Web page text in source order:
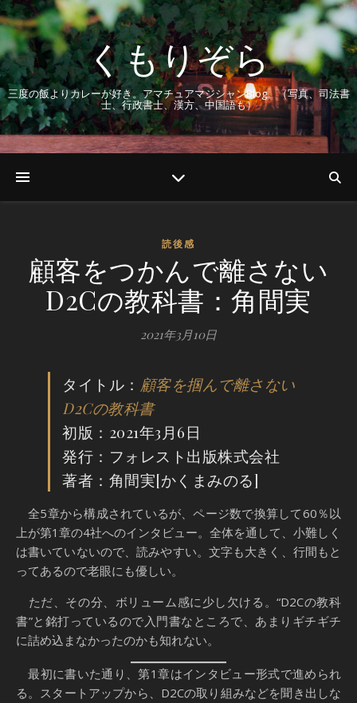
くもりぞら
三度の飯よりカレーが好き。アマチュアマジシャンBlog。（写真、司法書
士、行政書士、漢方、中国語も）
読後感
顧客をつかんで離さない
D2Cの教科書：角間実
2021年3月10日
タイトル： 顧客を掴んで離さない
D2Cの教科書
初版：2021年3月6日
発行：フォレスト出版株式会社
著者：角間実[かくまみのる]
全5章から構成されているが、ページ数で換算して60％以
上が第1章の4社へのインタビュー。全体を通して、小難しく
は書いていないので、読みやすい。文字も大きく、行間もと
ってあるので老眼にも優しい。
ただ、その分、ボリューム感に少し欠ける。“D2Cの教科
書”と銘打っているので入門書なところで、あまりギチギチ
に詰め込まなかったのかも知れない。
最初に書いた通り、第1章はインタビュー形式で進められ
る。スタートアップから、D2Cの取り組みなどを聞き出しな